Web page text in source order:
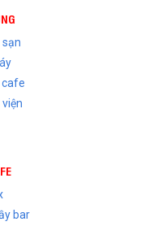
sạn
cafe
bar